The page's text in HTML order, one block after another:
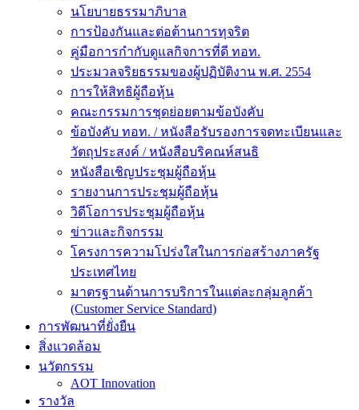
นโยบายธรรมาภิบาล
การป้องกันและต่อต้านการทุจริต
คู่มือการกำกับดูแลกิจการที่ดี ทอท.
ประมวลจริยธรรมของผู้ปฏิบัติงาน พ.ศ. 2554
การให้สิทธิผู้ถือหุ้น
คณะกรรมการชุดย่อยตามข้อบังคับ
ข้อบังคับ ทอท. / หนังสือรับรองการจดทะเบียนและ
วัตถุประสงค์ / หนังสือบริคณห์สนธิ
หนังสือเชิญประชุมผู้ถือหุ้น
รายงานการประชุมผู้ถือหุ้น
วิดีโอการประชุมผู้ถือหุ้น
ข่าวและกิจกรรม
โครงการความโปร่งใสในการก่อสร้างภาครัฐ
ประเทศไทย
มาตรฐานด้านการบริการในแต่ละกลุ่มลูกค้า
(Customer Service Standard)
การพัฒนาที่ยั่งยืน
สิ่งแวดล้อม
นวัตกรรม
AOT Innovation
รางวัล